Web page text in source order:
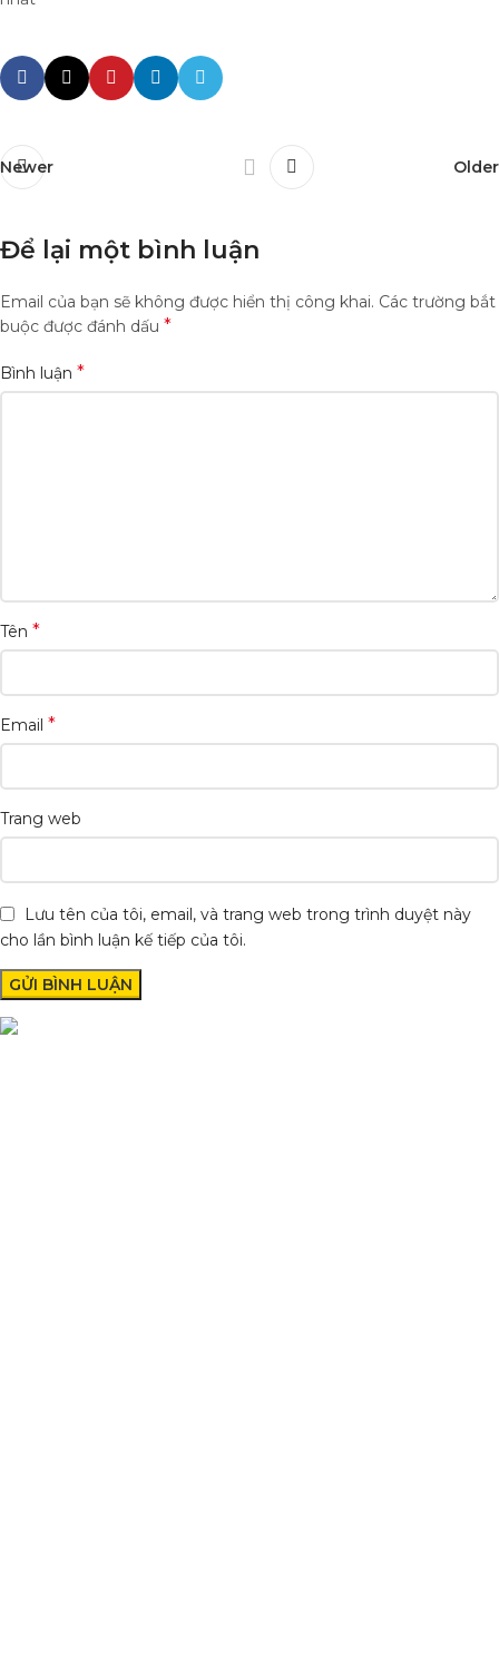
Newer Older
Để lại một bình luận
Email của bạn sẽ không được hiển thị công khai. Các trường bắt
buộc được đánh dấu *
Bình luận *
Tên *
Email *
Trang web
Lưu tên của tôi, email, và trang web trong trình duyệt này
cho lần bình luận kế tiếp của tôi.